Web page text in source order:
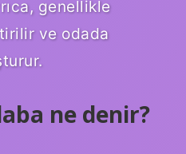
genellikle
ve odada
ne denir?